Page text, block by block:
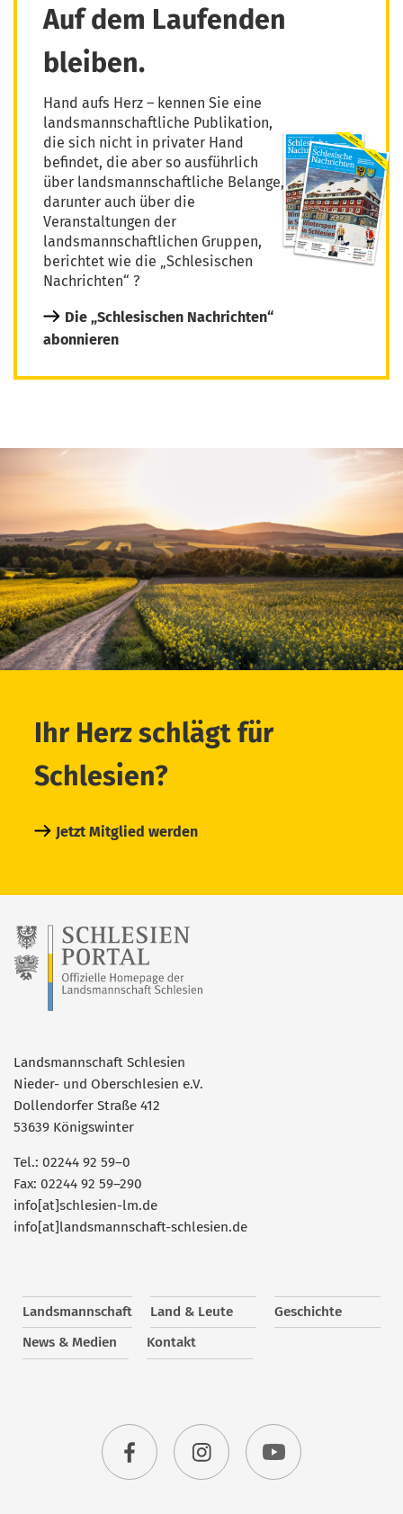
Auf dem Laufenden
bleiben.
Hand aufs Herz – kennen Sie eine
landsmannschaftliche Publikation,
die sich nicht in privater Hand
befindet, die aber so ausführlich
über landsmannschaftliche Belange,
darunter auch über die
Veranstaltungen der
landsmannschaftlichen Gruppen,
berichtet wie die „Schlesischen
Nachrichten“ ?
Die „Schlesischen Nachrichten“
abonnieren
Ihr Herz schlägt für
Schlesien?
Jetzt Mitglied werden
Landsmannschaft Schlesien
Nieder- und Oberschlesien e.V.
Dollendorfer Straße 412
53639 Königswinter
Tel.: 02244 92 59–0
Fax: 02244 92 59–290
info[at]schlesien-lm.de
info[at]landsmannschaft-schlesien.de
Landsmannschaft Land & Leute
Geschichte
News & Medien
Kontakt